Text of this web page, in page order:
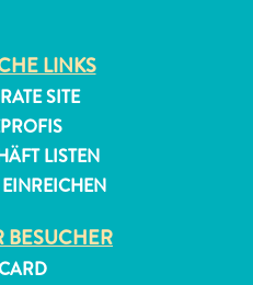
LINKS
SITE
LISTEN
BESUCHER